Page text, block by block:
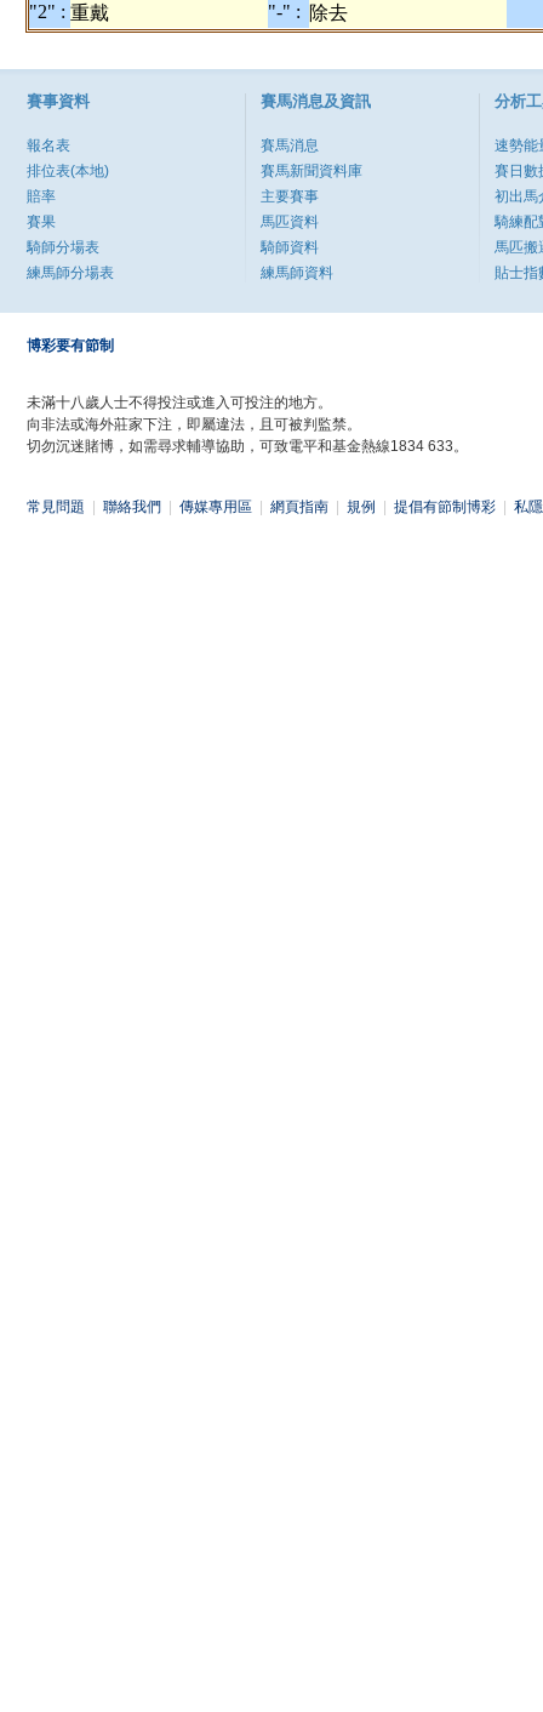
"2" : 重戴 "-" : 除去
賽事資料
報名表
排位表(本地)
賠率
賽果
騎師分場表
練馬師分場表
賽馬消息及資訊
賽馬消息
賽馬新聞資料庫
主要賽事
馬匹資料
騎師資料
練馬師資料
分析
速勢能
賽日數
初出馬
騎練配
馬匹搬
貼士指
博彩要有節制
未滿十八歲人士不得投注或進入可投注的地方。
向非法或海外莊家下注，即屬違法，且可被判監禁。
切勿沉迷賭博，如需尋求輔導協助，可致電平和基金熱線1834 633。
常見問題 聯絡我們 傳媒專用區 網頁指南 規例 提倡有節制博彩 私